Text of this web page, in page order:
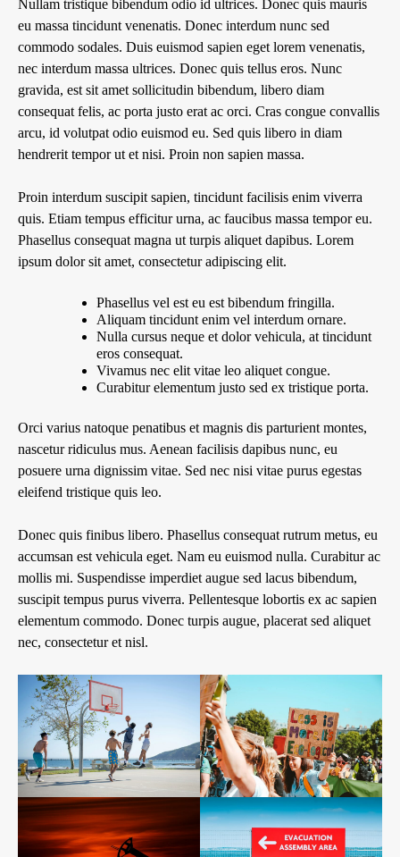
Nullam tristique bibendum odio id ultrices. Donec quis mauris
eu massa tincidunt venenatis. Donec interdum nunc sed
commodo sodales. Duis euismod sapien eget lorem venenatis,
nec interdum massa ultrices. Donec quis tellus eros. Nunc
gravida, est sit amet sollicitudin bibendum, libero diam
consequat felis, ac porta justo erat ac orci. Cras congue convallis
arcu, id volutpat odio euismod eu. Sed quis libero in diam
hendrerit tempor ut et nisi. Proin non sapien massa.
Proin interdum suscipit sapien, tincidunt facilisis enim viverra
quis. Etiam tempus efficitur urna, ac faucibus massa tempor eu.
Phasellus consequat magna ut turpis aliquet dapibus. Lorem
ipsum dolor sit amet, consectetur adipiscing elit.
Phasellus vel est eu est bibendum fringilla.
Aliquam tincidunt enim vel interdum ornare.
Nulla cursus neque et dolor vehicula, at tincidunt
eros consequat.
Vivamus nec elit vitae leo aliquet congue.
Curabitur elementum justo sed ex tristique porta.
Orci varius natoque penatibus et magnis dis parturient montes,
nascetur ridiculus mus. Aenean facilisis dapibus nunc, eu
posuere urna dignissim vitae. Sed nec nisi vitae purus egestas
eleifend tristique quis leo.
Donec quis finibus libero. Phasellus consequat rutrum metus, eu
accumsan est vehicula eget. Nam eu euismod nulla. Curabitur ac
mollis mi. Suspendisse imperdiet augue sed lacus bibendum,
suscipit tempus purus viverra. Pellentesque lobortis ex ac sapien
elementum commodo. Donec turpis augue, placerat sed aliquet
nec, consectetur et nisl.